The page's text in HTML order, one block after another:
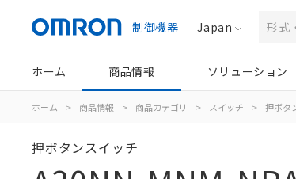
制御機器 Japan
ホーム 商品情報 ソリューション
ホーム > 商品情報 > 商品カテゴリ > スイッチ > 押ボタ
押ボタンスイッチ